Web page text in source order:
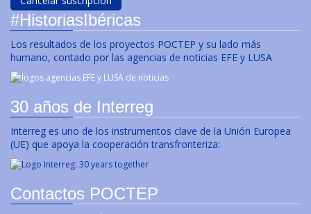
#HistoriasIbéricas
Los resultados de los proyectos POCTEP y su lado más
humano, contado por las agencias de noticias EFE y LUSA
30 años de Interreg
Interreg es uno de los instrumentos clave de la Unión Europea
(UE) que apoya la cooperación transfronteriza:
Contactos POCTEP